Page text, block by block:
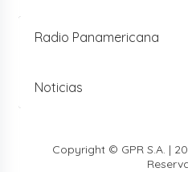
Radio Panamericana
Noticias
Copyright © GPR S.A. |